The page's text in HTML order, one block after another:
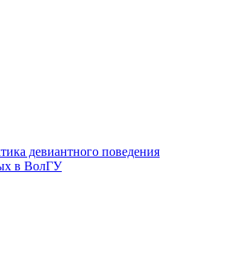
девиантного поведения
в ВолГУ